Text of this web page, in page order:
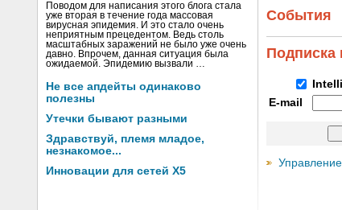
Поводом для написания этого блога стала
уже вторая в течение года массовая
вирусная эпидемия. И это стало очень
неприятным прецедентом. Ведь столь
масштабных заражений не было уже очень
давно. Впрочем, данная ситуация была
ожидаемой. Эпидемию вызвали …
Не все апдейты одинаково
полезны
Утечки бывают разными
Здравствуй, племя младое,
незнакомое...
Инновации для сетей X5
События
Подписка
E-mail